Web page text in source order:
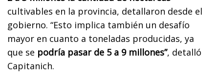
cultivables en la provincia, detallaron desde el
gobierno. “Esto implica también un desafío
mayor en cuanto a toneladas producidas, ya
que se podría pasar de 5 a 9 millones”, detalló
Capitanich.